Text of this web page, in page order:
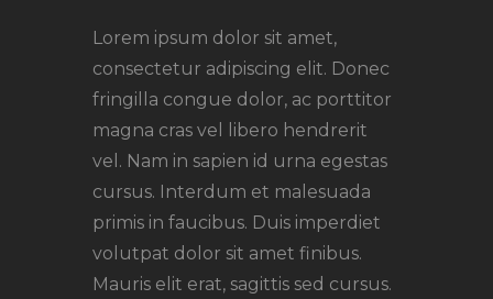
Lorem ipsum dolor sit amet,
consectetur adipiscing elit. Donec
fringilla congue dolor, ac porttitor
magna cras vel libero hendrerit
vel. Nam in sapien id urna egestas
cursus. Interdum et malesuada
primis in faucibus. Duis imperdiet
volutpat dolor sit amet finibus.
Mauris elit erat, sagittis sed cursus.